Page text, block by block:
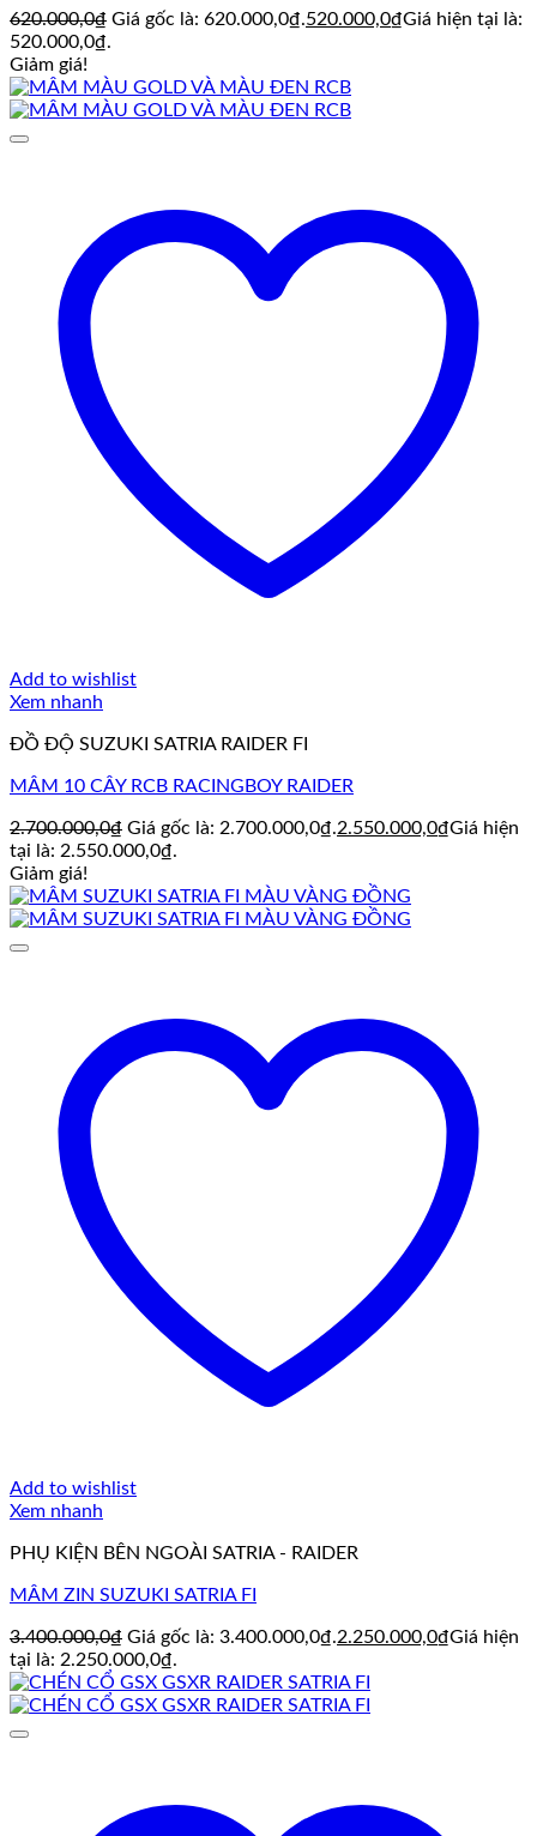
620.000,0₫ Giá gốc là: 620.000,0₫.520.000,0₫Giá hiện tại là:
520.000,0₫.
Giảm giá!
Add to wishlist
Xem nhanh
ĐỒ ĐỘ SUZUKI SATRIA RAIDER FI
MÂM 10 CÂY RCB RACINGBOY RAIDER
2.700.000,0₫ Giá gốc là: 2.700.000,0₫.2.550.000,0₫Giá hiện
tại là: 2.550.000,0₫.
Giảm giá!
Add to wishlist
Xem nhanh
PHỤ KIỆN BÊN NGOÀI SATRIA - RAIDER
MÂM ZIN SUZUKI SATRIA FI
3.400.000,0₫ Giá gốc là: 3.400.000,0₫.2.250.000,0₫Giá hiện
tại là: 2.250.000,0₫.